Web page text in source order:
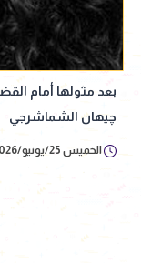
بعد مثولها أمام
چيهان الشماشرجي
الخميس 25/يونيو/2026 - 12:42 م